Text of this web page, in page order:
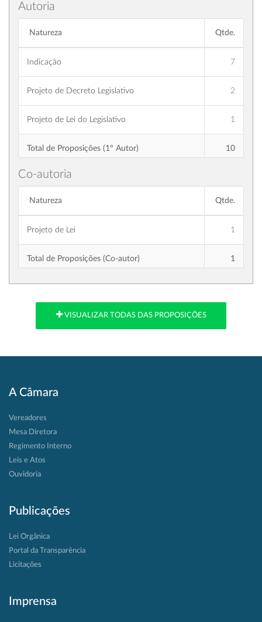
Autoria
Natureza Qtde.
Indicação 7
Projeto de Decreto Legislativo 2
Projeto de Lei do Legislativo 1
Total de Proposições (1º Autor) 10
Co-autoria
Natureza Qtde.
Projeto de Lei 1
Total de Proposições (Co-autor) 1
VISUALIZAR TODAS DAS PROPOSIÇÕES
A Câmara
Vereadores
Mesa Diretora
Regimento Interno
Leis e Atos
Ouvidoria
Publicações
Lei Orgânica
Portal da Transparência
Licitações
Imprensa